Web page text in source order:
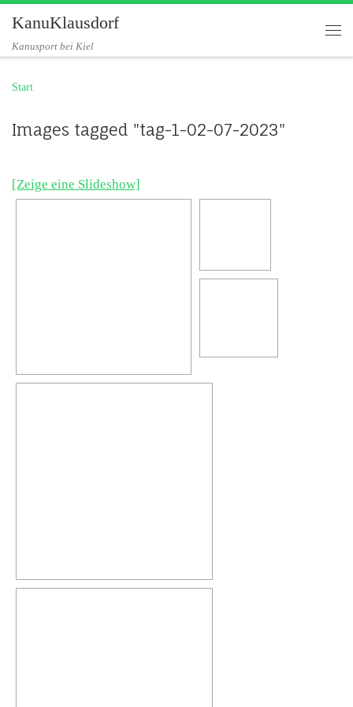
Zum Inhalt springen
KanuKlausdorf
Kanusport bei Kiel
Start
Images tagged "tag-1-02-07-2023"
[Zeige eine Slideshow]